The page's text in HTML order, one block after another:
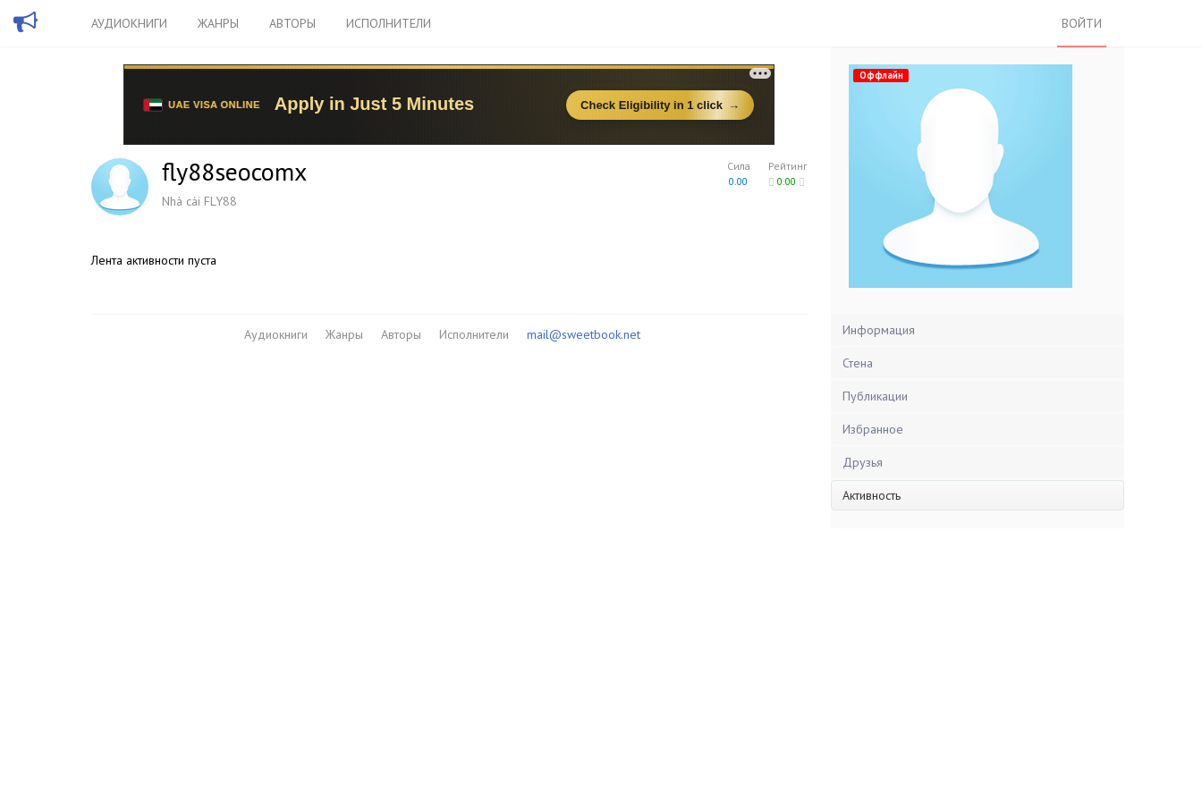
АУДИОКНИГИ ЖАНРЫ АВТОРЫ ИСПОЛНИТЕЛИ ВОЙТИ
Рейтинг
0.00
Сила
0.00
fly88seocomx
Nhà cái FLY88
Лента активности пуста
Аудиокниги Жанры Авторы Исполнители mail@sweetbook.net
Оффлайн
Информация
Стена
Публикации
Избранное
Друзья
Активность